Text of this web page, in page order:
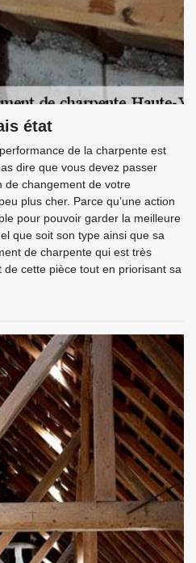
état
de la charpente est
dire que vous devez passer
de changement de votre
plus cher. Parce qu’une action
pour pouvoir garder la meilleure
que soit son type ainsi que sa
de charpente qui est très
cette pièce tout en priorisant sa